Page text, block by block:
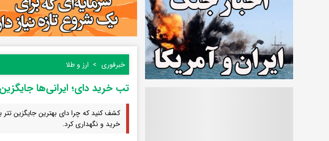
خبرفوری ارز و طلا
تب خرید دای؛ ایرانی‌ها جایگزین
کشف کنید که چرا دای بهترین جایگزین
خرید و نگهداری کرد.